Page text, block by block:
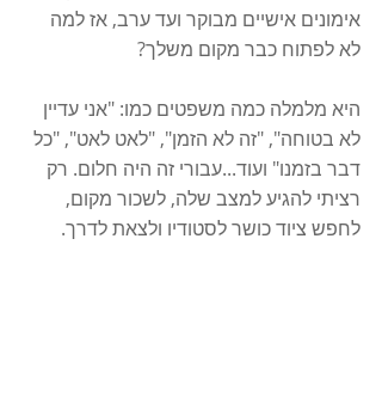
אימונים אישיים מבוקר ועד ערב, אז למה
לא לפתוח כבר מקום משלך?
היא מלמלה כמה משפטים כמו: "אני עדיין
לא בטוחה", "זה לא הזמן", "לאט לאט", "כל
דבר בזמנו" ועוד...עבורי זה היה חלום. רק
רציתי להגיע למצב שלה, לשכור מקום,
לחפש ציוד כושר לסטודיו ולצאת לדרך.